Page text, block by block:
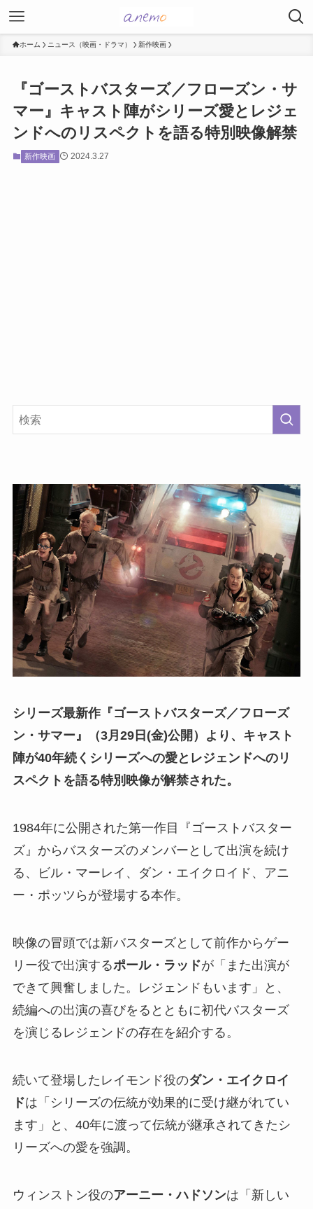
ホーム ニュース（映画・ドラマ） 新作映画
『ゴーストバスターズ／フローズン・サ
マー』キャスト陣がシリーズ愛とレジェ
ンドへのリスペクトを語る特別映像解禁
新作映画 2024.3.27
シリーズ最新作『ゴーストバスターズ／フローズ
ン・サマー』（3月29日(金)公開）より、キャスト
陣が40年続くシリーズへの愛とレジェンドへのリ
スペクトを語る特別映像が解禁された。
1984年に公開された第一作目『ゴーストバスター
ズ』からバスターズのメンバーとして出演を続け
る、ビル・マーレイ、ダン・エイクロイド、アニ
ー・ポッツらが登場する本作。
映像の冒頭では新バスターズとして前作からゲー
リー役で出演するポール・ラッドが「また出演が
できて興奮しました。レジェンドもいます」と、
続編への出演の喜びをるとともに初代バスターズ
を演じるレジェンドの存在を紹介する。
続いて登場したレイモンド役のダン・エイクロイ
ドは「シリーズの伝統が効果的に受け継がれてい
ます」と、40年に渡って伝統が継承されてきたシ
リーズへの愛を強調。
ウィンストン役のアーニー・ハドソンは「新しい